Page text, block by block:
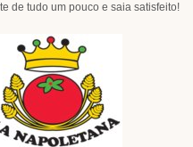
de tudo um pouco e saia satisfeito!